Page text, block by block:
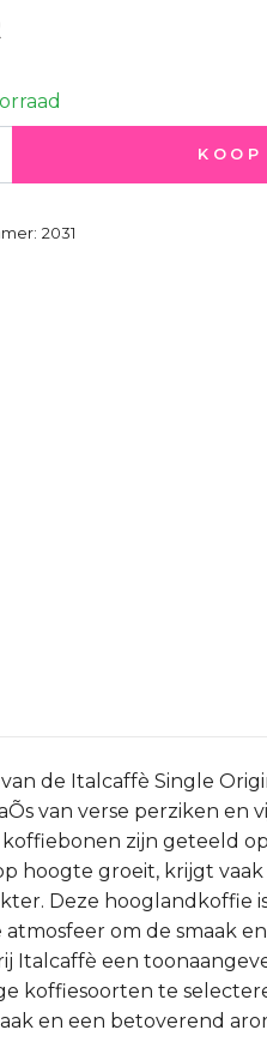
KOOP
2031
de Italcaffè Single
van verse perziken en
zijn geteeld
hoogte groeit, krijgt vaak
Deze hooglandkoffie
om de smaak
Italcaffè een
koffiesoorten te
en een betoverend